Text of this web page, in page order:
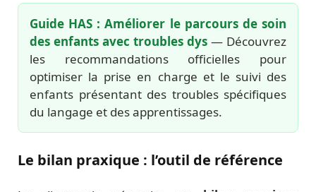
Guide HAS : Améliorer le parcours de soin
des enfants avec troubles dys — Découvrez
les recommandations officielles pour
optimiser la prise en charge et le suivi des
enfants présentant des troubles spécifiques
du langage et des apprentissages.
Le bilan praxique : l’outil de référence